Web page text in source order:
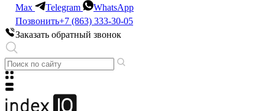
Max Telegram
WhatsApp
Позвонить+7 (863) 333-30-05
Заказать обратный звонок